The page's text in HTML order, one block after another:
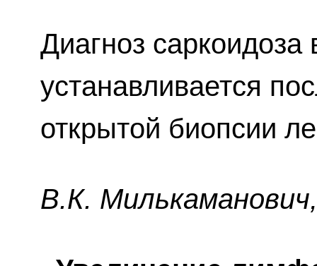
Диагноз саркоидоза
устанавливается
открытой биопсии
В.К.